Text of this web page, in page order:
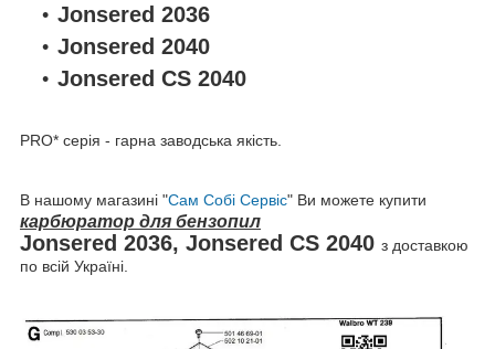
Jonsered 2036
Jonsered 2040
Jonsered CS 2040
PRO* серія - гарна заводська якість.
В нашому магазині "Сам Собі Сервіс" Ви можете купити
карбюратор для бензопил
Jonsered 2036, Jonsered CS 2040 з доставкою
по всій Україні.